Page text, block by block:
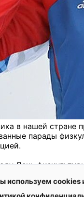
в нашей стране
парады
День
улицы. Вместо
используем